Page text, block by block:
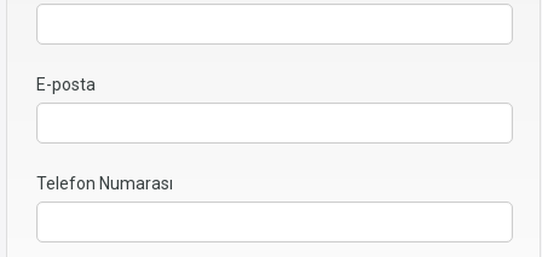
E-posta
Telefon Numarası